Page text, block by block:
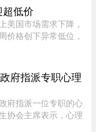
舞台上表现惊艳，一
...
低价
美国市场需求下降，
价格创下异常低位，
府指派专职心理
府指派一位专职的心
协会主席表示，心理